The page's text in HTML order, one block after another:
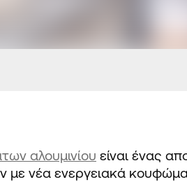
αλουμινίου είναι ένας
με νέα ενεργειακά